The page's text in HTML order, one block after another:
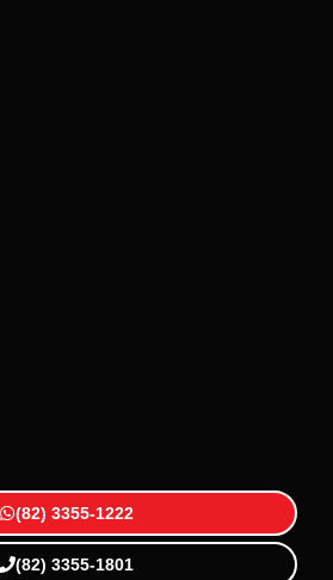
(82) 3355-1222
(82) 3355-1801